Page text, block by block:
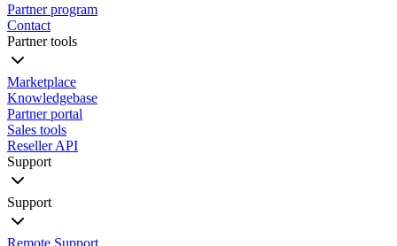
Partner program
Contact
Partner tools
Marketplace
Knowledgebase
Partner portal
Sales tools
Reseller API
Support
Support
Remote Support